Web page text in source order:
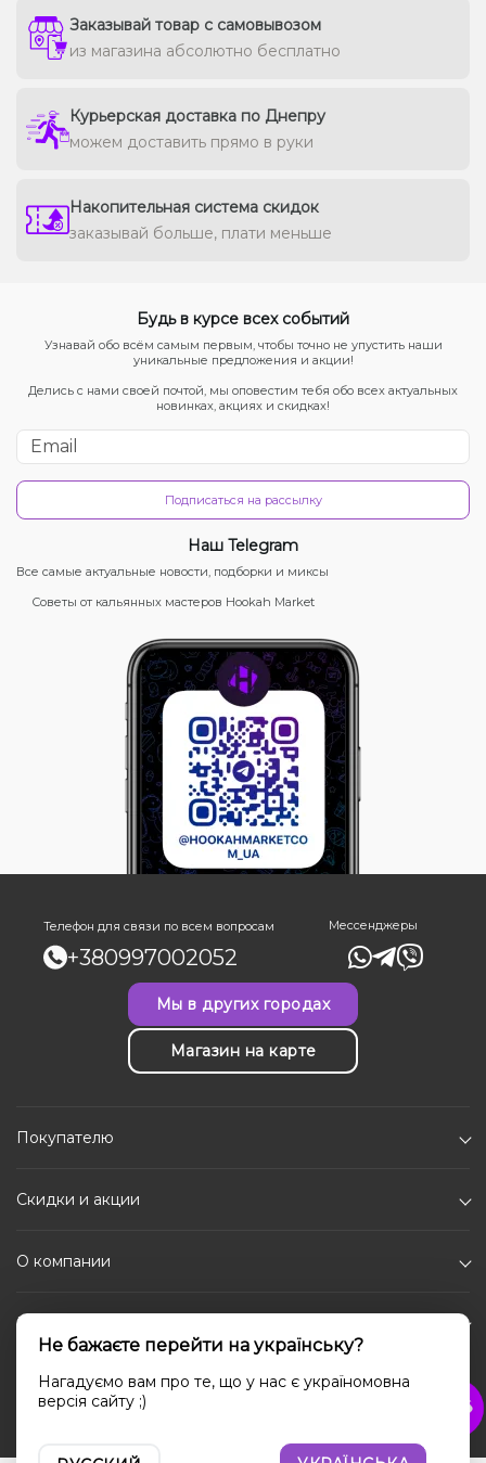
Заказывай товар с самовывозом
из магазина абсолютно бесплатно
Курьерская доставка по Днепру
можем доставить прямо в руки
Накопительная система скидок
заказывай больше, плати меньше
Будь в курсе всех событий
Узнавай обо всём самым первым, чтобы точно не упустить наши
уникальные предложения и акции!
Делись с нами своей почтой, мы оповестим тебя обо всех актуальных
новинках, акциях и скидках!
Подписаться на рассылку
Наш Telegram
Все самые актуальные новости, подборки и миксы
Советы от кальянных мастеров Hookah Market
Телефон для связи по всем вопросам
+380997002052
Мессенджеры
Мы в других городах
Магазин на карте
Покупателю
Скидки и акции
О компании
Каталог
Социальные сети
Не бажаєте перейти на українську?
Нагадуємо вам про те, що у нас є україномовна
версія сайту ;)